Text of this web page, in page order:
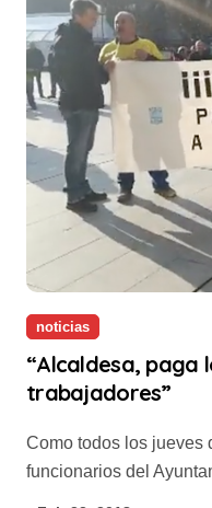
noticias
“Alcaldesa, paga
trabajadores”
Como todos los jueves desde mayo de 2017, los
funcionarios del